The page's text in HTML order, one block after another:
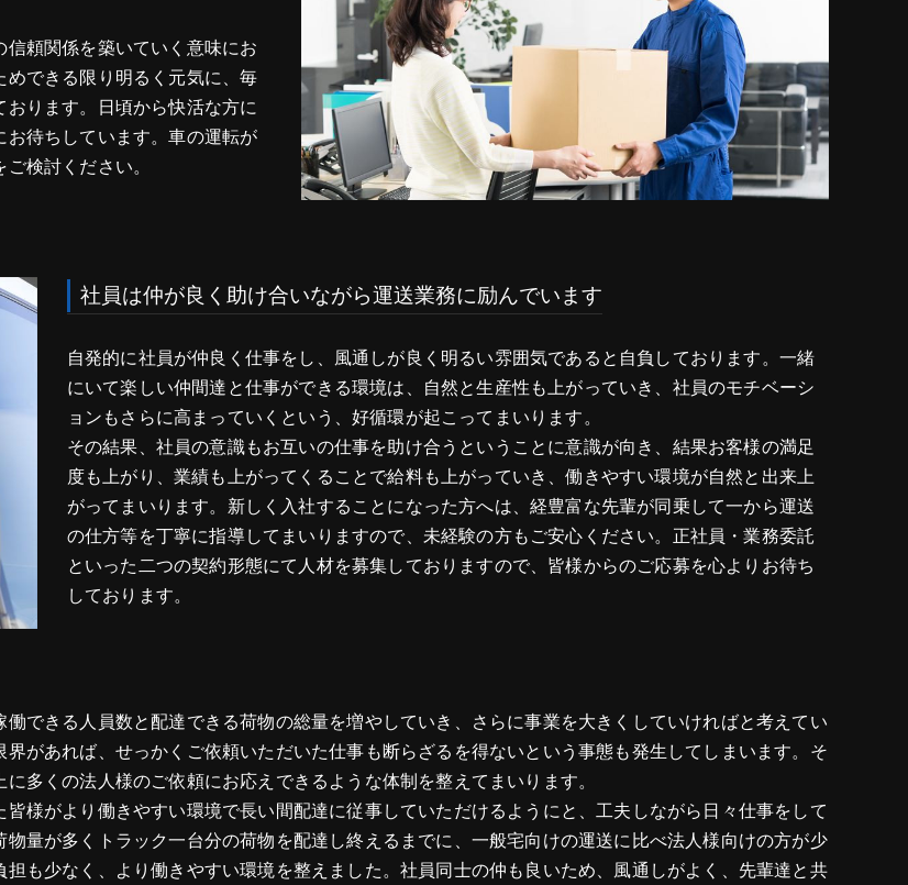
頼関係を築いていく意味にお
できる限り明るく元気に、毎
ります。日頃から快活な方に
待ちしています。車の運転が
検討ください。
社員は仲が良く助け合いながら運送業務に励んでいます
自発的に社員が仲良く仕事をし、風通しが良く明るい雰囲気であると自負しております。一緒
にいて楽しい仲間達と仕事ができる環境は、自然と生産性も上がっていき、社員のモチベーシ
ョンもさらに高まっていくという、好循環が起こってまいります。
その結果、社員の意識もお互いの仕事を助け合うということに意識が向き、結果お客様の満足
度も上がり、業績も上がってくることで給料も上がっていき、働きやすい環境が自然と出来上
がってまいります。新しく入社することになった方へは、経豊富な先輩が同乗して一から運送
の仕方等を丁寧に指導してまいりますので、未経験の方もご安心ください。正社員・業務委託
といった二つの契約形態にて人材を募集しておりますので、皆様からのご応募を心よりお待ち
しております。
できる人員数と配達できる荷物の総量を増やしていき、さらに事業を大きくしていければと考えてい
があれば、せっかくご依頼いただいた仕事も断らざるを得ないという事態も発生してしまいます。そ
多くの法人様のご依頼にお応えできるような体制を整えてまいります。
様がより働きやすい環境で長い間配達に従事していただけるようにと、工夫しながら日々仕事をして
量が多くトラック一台分の荷物を配達し終えるまでに、一般宅向けの運送に比べ法人様向けの方が少
も少なく、より働きやすい環境を整えました。社員同士の仲も良いため、風通しがよく、先輩達と共